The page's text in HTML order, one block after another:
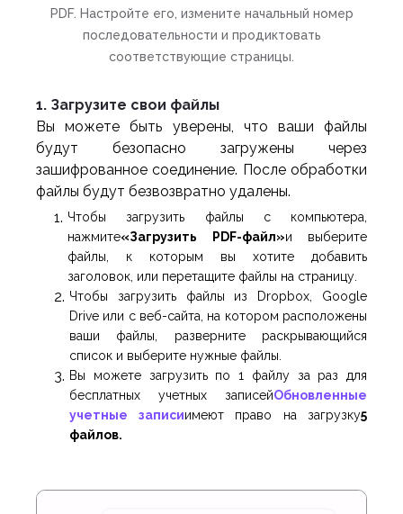
PDF. Настройте его, измените начальный номер
последовательности и продиктовать
соответствующие страницы.
1. Загрузите свои файлы
Вы можете быть уверены, что ваши файлы
будут безопасно загружены через
зашифрованное соединение. После обработки
файлы будут безвозвратно удалены.
Чтобы загрузить файлы с компьютера,
нажмите«Загрузить PDF-файл»и выберите
файлы, к которым вы хотите добавить
заголовок, или перетащите файлы на страницу.
Чтобы загрузить файлы из Dropbox, Google
Drive или с веб-сайта, на котором расположены
ваши файлы, разверните раскрывающийся
список и выберите нужные файлы.
Вы можете загрузить по 1 файлу за раз для
бесплатных учетных записейОбновленные
учетные записиимеют право на загрузку5
файлов.